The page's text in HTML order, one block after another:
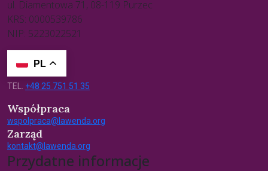
ul. Diamentowa 71, 08-119 Purzec
KRS: 0000539786
NIP: 5223022521
PL
TEL. +48 25 751 51 35
Współpraca
wspolpraca@lawenda.org
Zarząd
kontakt@lawenda.org
Przydatne informacje